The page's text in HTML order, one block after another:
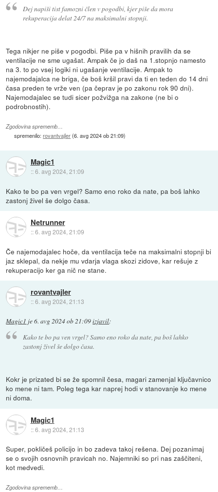
Dej napiši tist famozni člen v pogodbi, kjer piše da mora
rekuperacija delat 24/7 na maksimalni stopnji.
Tega nikjer ne piše v pogodbi. Piše pa v hišnih pravilih da se
ventilacije ne sme ugašat. Ampak če jo daš na 1.stopnjo namesto
na 3. to po vsej logiki ni ugašanje ventilacije. Ampak to
najemodajalca ne briga, če boš kršil pravi da ti en teden do 14 dni
časa preden te vrže ven (pa čeprav je po zakonu rok 90 dni).
Najemodajalec se tudi sicer požvižga na zakone (ne bi o
podrobnostih).
Zgodovina sprememb…
spremenilo:rovantvajler(6. avg 2024 ob 21:09)
Magic1
::6. avg 2024, 21:09
Kako te bo pa ven vrgel? Samo eno roko da nate, pa boš lahko
zastonj živel še dolgo časa.
Netrunner
::6. avg 2024, 21:09
Če najemodajalec hoče, da ventilacija teče na maksimalni stopnji bi
jaz sklepal, da nekje mu vdarja vlaga skozi zidove, kar rešuje z
rekuperacijo ker ga nič ne stane.
rovantvajler
::6. avg 2024, 21:13
Magic1 je6. avg 2024 ob 21:09izjavil:
Kako te bo pa ven vrgel? Samo eno roko da nate, pa boš lahko
zastonj živel še dolgo časa.
Kokr je prizated bi se že spomnil česa, magari zamenjal ključavnico
ko mene ni tam. Poleg tega kar naprej hodi v stanovanje ko mene
ni doma.
Magic1
::6. avg 2024, 21:13
Super, pokličeš policijo in bo zadeva takoj rešena. Dej pozanimaj
se o svojih osnovnih pravicah no. Najemniki so pri nas zaščiteni,
kot medvedi.
Zgodovina sprememb…